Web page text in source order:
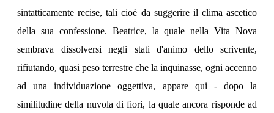
sintatticamente recise, tali cioè da suggerire il clima ascetico
della sua confessione. Beatrice, la quale nella Vita Nova
sembrava dissolversi negli stati d'animo dello scrivente,
rifiutando, quasi peso terrestre che la inquinasse, ogni accenno
ad una individuazione oggettiva, appare qui - dopo la
similitudine della nuvola di fiori, la quale ancora risponde ad